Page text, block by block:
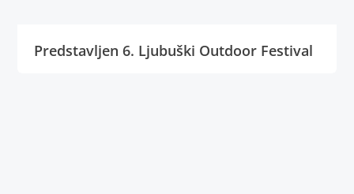
Predstavljen 6. Ljubuški Outdoor Festival